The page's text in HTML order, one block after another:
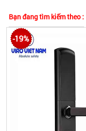
Bạn đang tìm kiếm theo :
-19%